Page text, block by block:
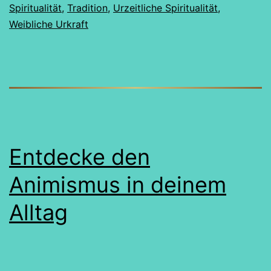
Dürrenberg
Spiritualität, Tradition, Urzeitliche Spiritualität,
Weibliche Urkraft
Entdecke den
Animismus in deinem
Alltag